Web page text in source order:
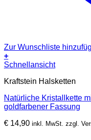
Zur Wunschliste
+
Schnellansicht
Kraftstein Halsketten
Natürliche Kristallkette
goldfarbener Fassung
€ 14,90 inkl. MwSt. zzgl.